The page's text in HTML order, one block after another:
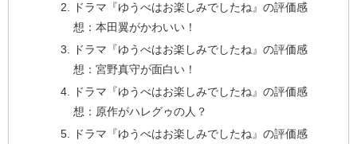
ドラマ『ゆうべはお楽しみでしたね』の評価感
想：本田翼がかわいい！
ドラマ『ゆうべはお楽しみでしたね』の評価感
想：宮野真守が面白い！
ドラマ『ゆうべはお楽しみでしたね』の評価感
想：原作がハレグゥの人？
ドラマ『ゆうべはお楽しみでしたね』の評価感